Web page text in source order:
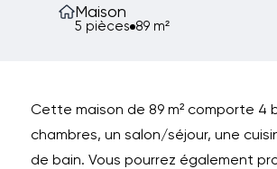
Maison
5 pièces 89 m²
Cette maison de 89 m² comporte 4
chambres, un salon/séjour, une
de bain. Vous pourrez également